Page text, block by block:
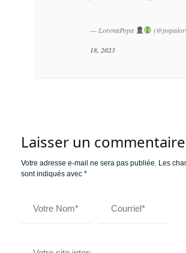
— LorenaPopa
18, 2023
Laisser un commentaire
Votre adresse e-mail ne sera pas publiée. Les
sont indiqués avec *